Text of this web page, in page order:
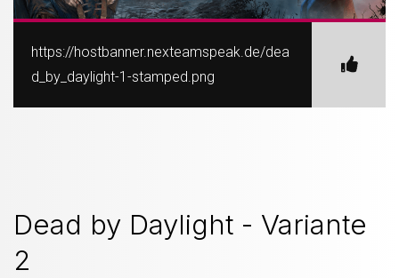
https://hostbanner.nexteamspeak.de/dea
d_by_daylight-1-stamped.png
Dead by Daylight - Variante
2